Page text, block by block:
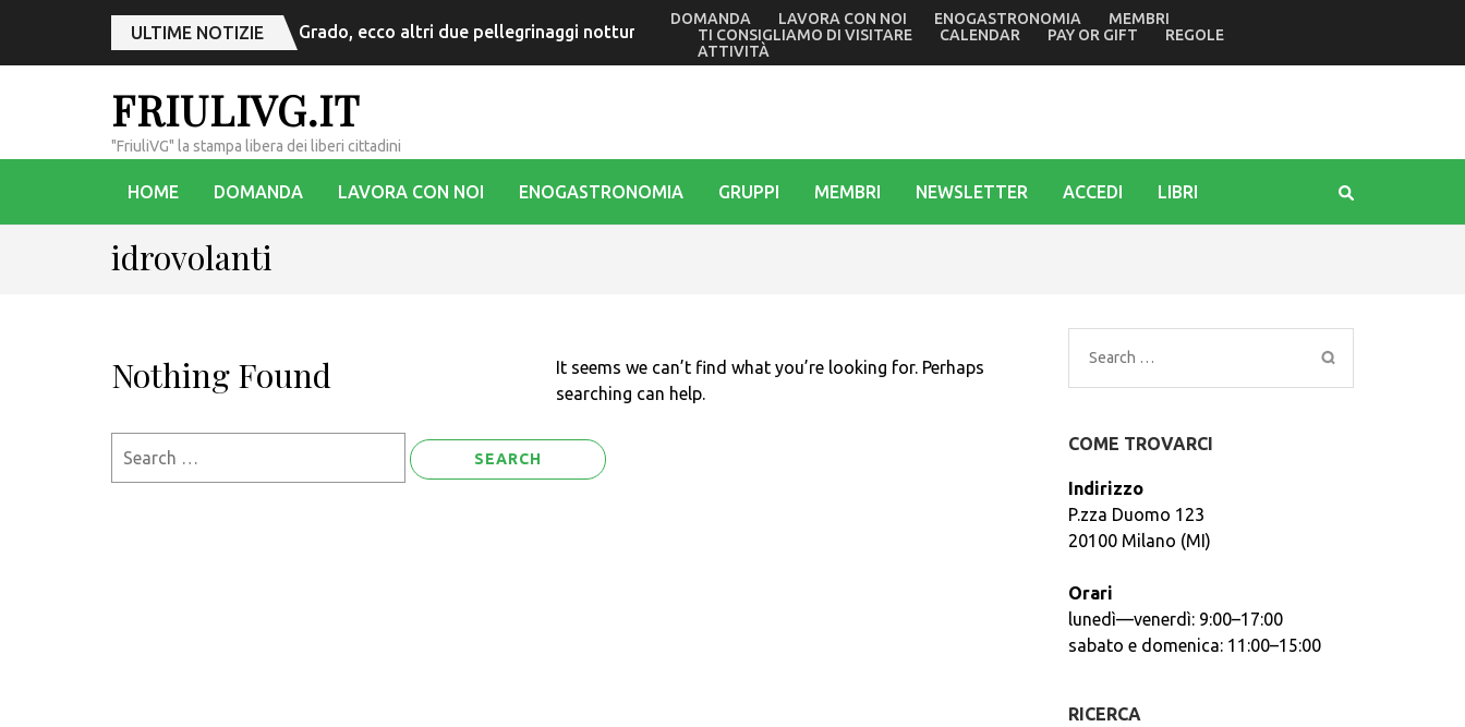
ULTIME NOTIZIE Grado, ecco altri due pellegrinaggi notturni in barca nei giorni di Ferragosto al Santuario mariano di Barbana
DOMANDA LAVORA CON NOI ENOGASTRONOMIA
MEMBRI
TI CONSIGLIAMO DI VISITARE
CALENDAR PAY OR GIFT
REGOLE
ATTIVITÀ
FRIULIVG.IT
"FriuliVG" la stampa libera dei liberi cittadini
HOME DOMANDA LAVORA CON NOI ENOGASTRONOMIA GRUPPI MEMBRI NEWSLETTER ACCEDI LIBRI
idrovolanti
Nothing Found
It seems we can’t find what you’re looking for. Perhaps
searching can help.
Search
for:
COME TROVARCI
Indirizzo
P.zza Duomo 123
20100 Milano (MI)
Orari
lunedì—venerdì: 9:00–17:00
sabato e domenica: 11:00–15:00
RICERCA